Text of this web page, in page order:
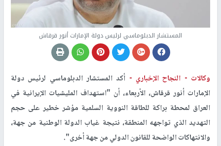
المستشار الدبلوماسي لرئيس دولة الإمارات أنور قرقاش
وكالات - النجاح الإخباري - أكد المستشار الدبلوماسي لرئيس دولة
الإمارات أنور قرقاش، الأربعاء، أن "استهداف المليشيات الإيرانية في
العراق لمحطة براكة للطاقة النووية السلمية مؤشر خطير على حجم
التهديد الذي تواجهه المنطقة، نتيجة غياب الدولة الوطنية من جهة،
والانتهاكات الواضحة للقانون الدولي من جهة أخرى".